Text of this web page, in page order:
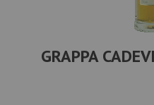
GRAPPA